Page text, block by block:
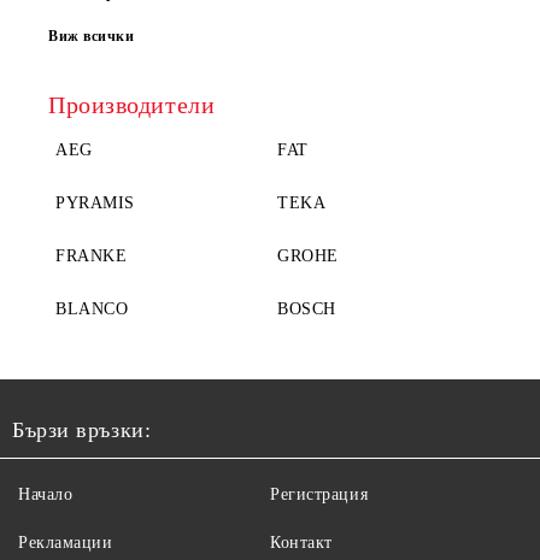
Виж всички
Производители
AEG FAT
PYRAMIS TEKA
FRANKE GROHE
BLANCO BOSCH
Бързи връзки:
Начало
Рекламации
Регистрация
Контакт